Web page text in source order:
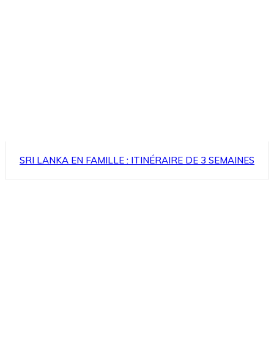
SRI LANKA EN FAMILLE : ITINÉRAIRE DE 3 SEMAINES